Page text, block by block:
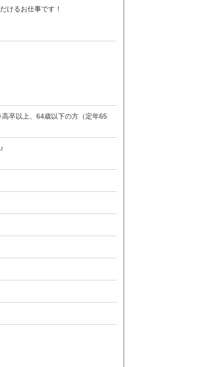
けるお仕事です！
卒以上、64歳以下の方（定年65